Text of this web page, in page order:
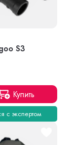
S3
Купить
с экспертом